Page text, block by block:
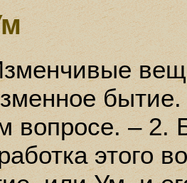
вопросе. – 2.
этого